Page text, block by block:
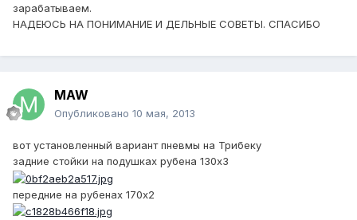
зарабатываем.
НАДЕЮСЬ НА ПОНИМАНИЕ И ДЕЛЬНЫЕ СОВЕТЫ. СПАСИБО
MAW
Опубликовано 10 мая, 2013
вот установленный вариант пневмы на Трибеку
задние стойки на подушках рубена 130х3
передние на рубенах 170х2